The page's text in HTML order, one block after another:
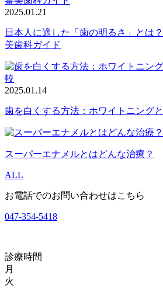
2025.01.21
日本人に適した「歯の明るさ」とは
美歯科ガイド
2025.01.14
歯を白くする方法：ホワイトニング
スーパーエナメルとはどんな治療？
ALL
お電話でのお問い合わせはこちら
047-354-5418
診療時間
月
火